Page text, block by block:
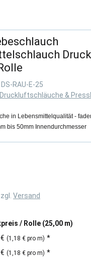
DS-RAU-E-25
Druckluftschläuche &
in Lebensmittelqualität -
bis 50mm Innendurchmesser
Versand
/ Rolle (25,00 m)
(1,18 € pro m) *
(1,18 € pro m) *